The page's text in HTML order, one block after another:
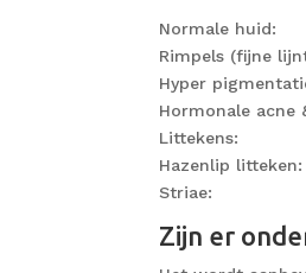
Normale
Rimpels (fijne
Hyper
Hormonale acne
Littekens:
Hazenlip
Striae: 8
Zijn er